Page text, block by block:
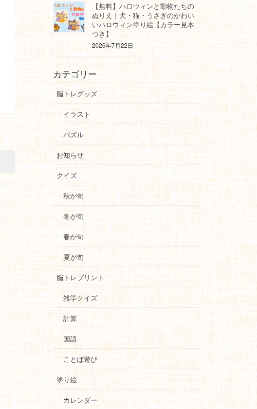
【無料】ハロウィンと動物たちの
ぬりえ｜犬・猫・うさぎのかわい
いハロウィン塗り絵【カラー見本
つき】
2026年7月22日
カテゴリー
脳トレグッズ
イラスト
パズル
お知らせ
クイズ
秋が旬
冬が旬
春が旬
夏が旬
脳トレプリント
雑学クイズ
計算
国語
ことば遊び
塗り絵
カレンダー